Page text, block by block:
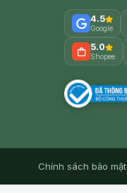
4.5
Google
5.0
Shopee
Chính sách bảo mật